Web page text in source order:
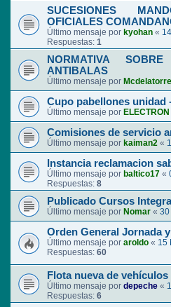
SUCESIONES
OFICIALES
Último mensaje por kyohan «
Respuestas: 1
NORMATIVA
ANTIBALAS
Último mensaje por Mcdelatorre
Cupo pabellones unidad
Último mensaje por ELECTRON
Comisiones de servicio
Último mensaje por kaiman2 «
Instancia reclamacion
Último mensaje por baltico17 «
Respuestas: 8
Publicado Cursos
Último mensaje por Nomar « 30
Orden General Jornada
Último mensaje por aroldo « 15
Respuestas: 60
Flota nueva de vehículos
Último mensaje por depeche «
Respuestas: 6